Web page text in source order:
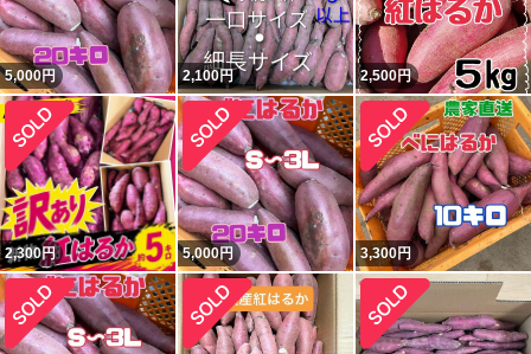
5,000円 2,100円 2,500円
2,300円 5,000円 3,300円